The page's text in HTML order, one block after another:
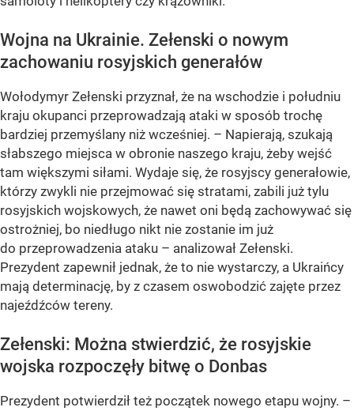
Wojna na Ukrainie. Zełenski o nowym
zachowaniu rosyjskich generałów
Wołodymyr Zełenski przyznał, że na wschodzie i południu
kraju okupanci przeprowadzają ataki w sposób trochę
bardziej przemyślany niż wcześniej. – Napierają, szukają
słabszego miejsca w obronie naszego kraju, żeby wejść
tam większymi siłami. Wydaje się, że rosyjscy generałowie,
którzy zwykli nie przejmować się stratami, zabili już tylu
rosyjskich wojskowych, że nawet oni będą zachowywać się
ostrożniej, bo niedługo nikt nie zostanie im już
do przeprowadzenia ataku – analizował Zełenski.
Prezydent zapewnił jednak, że to nie wystarczy, a Ukraińcy
mają determinację, by z czasem oswobodzić zajęte przez
najeźdźców tereny.
Zełenski: Można stwierdzić, że rosyjskie
wojska rozpoczęły bitwę o Donbas
Prezydent potwierdził też początek nowego etapu wojny. –